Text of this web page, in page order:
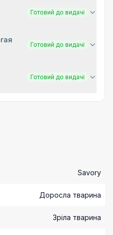
Готовий до видачі
Готовий до видачі
Готовий до видачі
Savory
Доросла тварина
Зріла тварина